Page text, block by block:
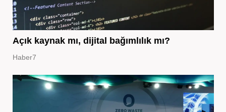
Açık kaynak mı, dijital bağımlılık mı?
Haber7